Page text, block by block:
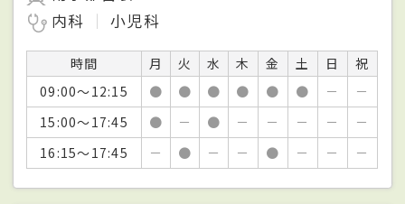
内科
小児科
時間 月 火 水 木 金 土 日
祝
09:00～12:15
● ● ● ● ● ● －
－
15:00～17:45
● － ● － － － －
－
16:15～17:45
－ ● － － ● － － －